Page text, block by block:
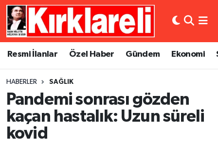
Resmi İlanlar Özel Haber Gündem Ekonomi
HABERLER SAĞLIK
Pandemi sonrası gözden
kaçan hastalık: Uzun süreli
kovid
Resmi İlanlar
Gündem
Ekonomi
Siyaset
Asayiş
Dünya
Kültür Sanat
Künye
Gizlilik Sözleşmesi
Merkez Nöbetçi Eczaneler
Merkez Trafik Yoğunluk Haritası
Süper Lig Puan Durumu ve Fikstür
Tüm Manşetler